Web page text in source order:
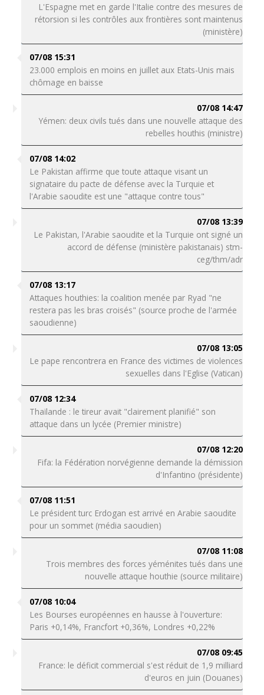
L'Espagne met en garde l'Italie contre des mesures de
rétorsion si les contrôles aux frontières sont maintenus
(ministère)
07/08 15:31
23.000 emplois en moins en juillet aux Etats-Unis mais
chômage en baisse
07/08 14:47
Yémen: deux civils tués dans une nouvelle attaque des
rebelles houthis (ministre)
07/08 14:02
Le Pakistan affirme que toute attaque visant un
signataire du pacte de défense avec la Turquie et
l'Arabie saoudite est une "attaque contre tous"
07/08 13:39
Le Pakistan, l'Arabie saoudite et la Turquie ont signé un
accord de défense (ministère pakistanais) stm-
ceg/thm/adr
07/08 13:17
Attaques houthies: la coalition menée par Ryad "ne
restera pas les bras croisés" (source proche de l'armée
saoudienne)
07/08 13:05
Le pape rencontrera en France des victimes de violences
sexuelles dans l'Eglise (Vatican)
07/08 12:34
Thaïlande : le tireur avait "clairement planifié" son
attaque dans un lycée (Premier ministre)
07/08 12:20
Fifa: la Fédération norvégienne demande la démission
d'Infantino (présidente)
07/08 11:51
Le président turc Erdogan est arrivé en Arabie saoudite
pour un sommet (média saoudien)
07/08 11:08
Trois membres des forces yéménites tués dans une
nouvelle attaque houthie (source militaire)
07/08 10:04
Les Bourses européennes en hausse à l'ouverture:
Paris +0,14%, Francfort +0,36%, Londres +0,22%
07/08 09:45
France: le déficit commercial s'est réduit de 1,9 milliard
d'euros en juin (Douanes)